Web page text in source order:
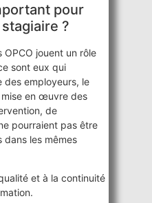
pour
?
OPCO jouent un rôle
sont eux qui
des employeurs, le
en œuvre des
de
pourraient pas être
dans les mêmes
et à la continuité